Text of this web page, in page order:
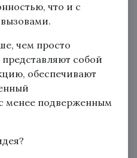
что и с
чем просто
собой
обеспечивают
менее подверженным